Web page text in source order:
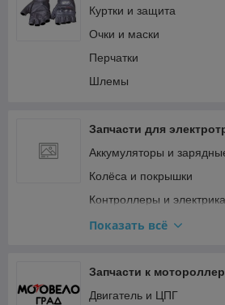
Куртки и защита
Очки и маски
Перчатки
Шлемы
Запчасти для
Аккумуляторы и
Колёса и покрышки
Контроллеры и электрика
Мотор-колёса и двигатели
Показать всё
Запчасти к
Двигатель и ЦПГ